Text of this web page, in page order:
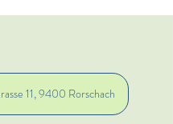
11, 9400 Rorschach